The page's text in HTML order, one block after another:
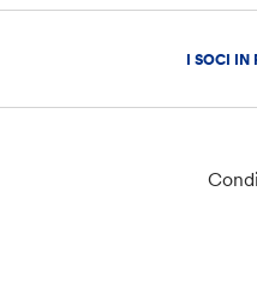
I SOCI IN